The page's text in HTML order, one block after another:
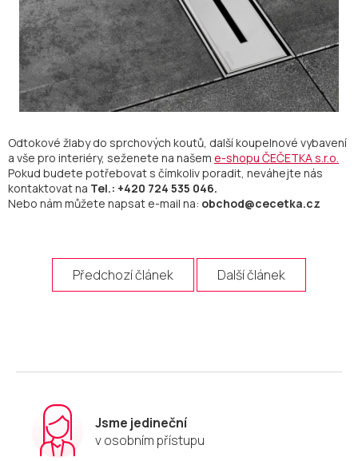
Odtokové žlaby do sprchových koutů, další koupelnové vybavení
a vše pro interiéry, seženete na našem e-shopu ČEČETKA s.r.o.
Pokud budete potřebovat s čímkoliv poradit, neváhejte nás
kontaktovat na Tel.: +420 724 535 046.
Nebo nám můžete napsat e-mail na: obchod@cecetka.cz
Předchozí článek Další článek
Jsme jedineční
v osobním přístupu